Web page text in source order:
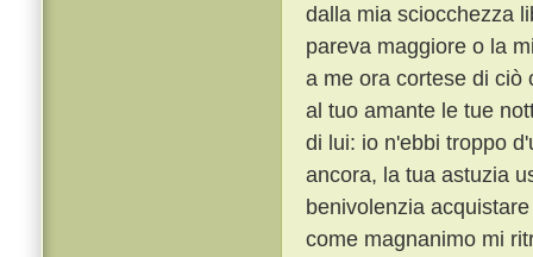
dalla mia sciocchezza
pareva maggiore o la
a me ora cortese di ciò
al tuo amante le tue
di lui: io n'ebbi troppo
ancora, la tua astuzia
benivolenzia
come magnanimo mi